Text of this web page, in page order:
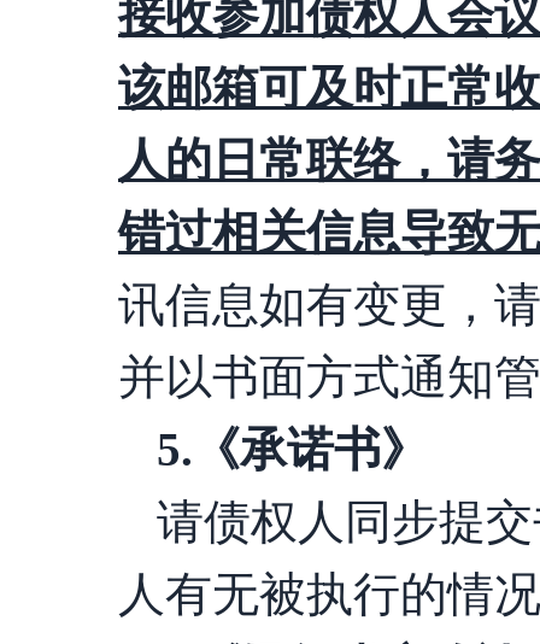
接收参加债权人会
该邮箱可及时正常
人的日常联络，请
错过相关信息导致
讯信息如有变更，
并以书面方式通知
5. 《承诺书》
请债权人同步提
人有无被执行的情